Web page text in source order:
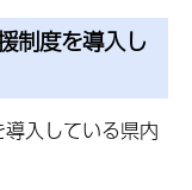
制度を導入し
入している県内